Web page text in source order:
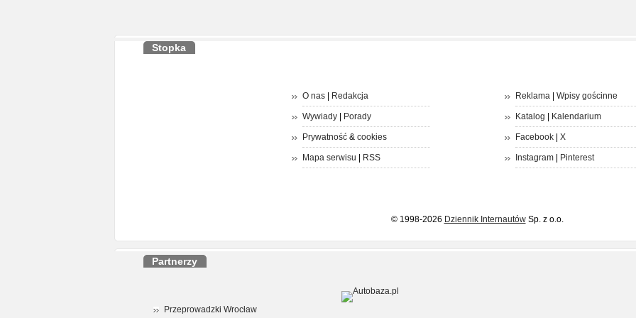
Stopka
O nas| Redakcja
Wywiady| Porady
Prywatność& cookies
Mapa serwisu RSS
Reklama| Wpisy gościnne
Katalog Kalendarium
Facebook| X
Instagram| Pinterest
© 1998-2026 Dziennik InternautówSp. z o.o.
Partnerzy
Przeprowadzki Wrocław